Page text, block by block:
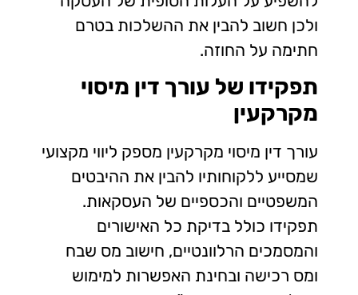
ולכן חשוב להבין את ההשלכות בטרם
חתימה על החוזה.
תפקידו של עורך דין מיסוי
מקרקעין
עורך דין מיסוי מקרקעין מספק ליווי מקצועי
שמסייע ללקוחותיו להבין את ההיבטים
המשפטיים והכספיים של העסקאות.
תפקידו כולל בדיקת כל האישורים
והמסמכים הרלוונטיים, חישוב מס שבח
ומס רכישה ובחינת האפשרות למימוש